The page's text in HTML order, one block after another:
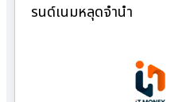
รนด์เนมหลุดจำนำ